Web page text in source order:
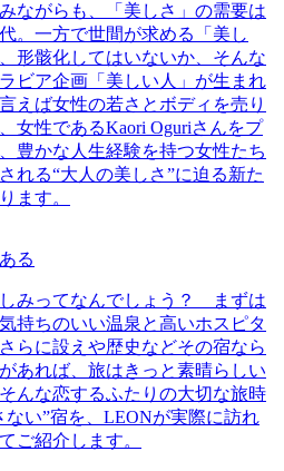
ながらも、「美しさ」の需要は
。一方で世間が求める「美し
形骸化してはいないか、そんな
ビア企画「美しい人」が生まれ
えば女性の若さとボディを売り
女性であるKaori Oguriさんをプ
豊かな人生経験を持つ女性たち
れる“大人の美しさ”に迫る新た
ます。
る
みってなんでしょう？ まずは
持ちのいい温泉と高いホスピタ
らに設えや歴史などその宿なら
あれば、旅はきっと素晴らしい
んな恋するふたりの大切な旅時
ない”宿を、LEONが実際に訪れ
ご紹介します。